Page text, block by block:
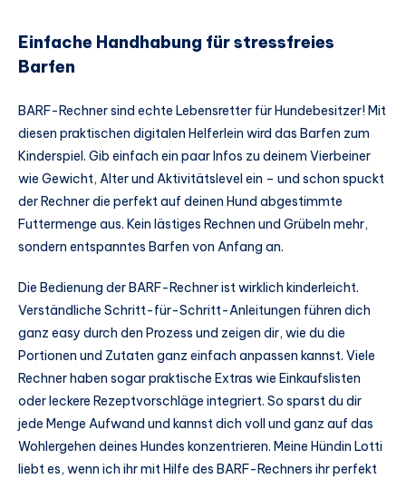
Einfache Handhabung für stressfreies
Barfen
BARF-Rechner sind echte Lebensretter für Hundebesitzer! Mit
diesen praktischen digitalen Helferlein wird das Barfen zum
Kinderspiel. Gib einfach ein paar Infos zu deinem Vierbeiner
wie Gewicht, Alter und Aktivitätslevel ein – und schon spuckt
der Rechner die perfekt auf deinen Hund abgestimmte
Futtermenge aus. Kein lästiges Rechnen und Grübeln mehr,
sondern entspanntes Barfen von Anfang an.
Die Bedienung der BARF-Rechner ist wirklich kinderleicht.
Verständliche Schritt-für-Schritt-Anleitungen führen dich
ganz easy durch den Prozess und zeigen dir, wie du die
Portionen und Zutaten ganz einfach anpassen kannst. Viele
Rechner haben sogar praktische Extras wie Einkaufslisten
oder leckere Rezeptvorschläge integriert. So sparst du dir
jede Menge Aufwand und kannst dich voll und ganz auf das
Wohlergehen deines Hundes konzentrieren. Meine Hündin Lotti
liebt es, wenn ich ihr mit Hilfe des BARF-Rechners ihr perfekt